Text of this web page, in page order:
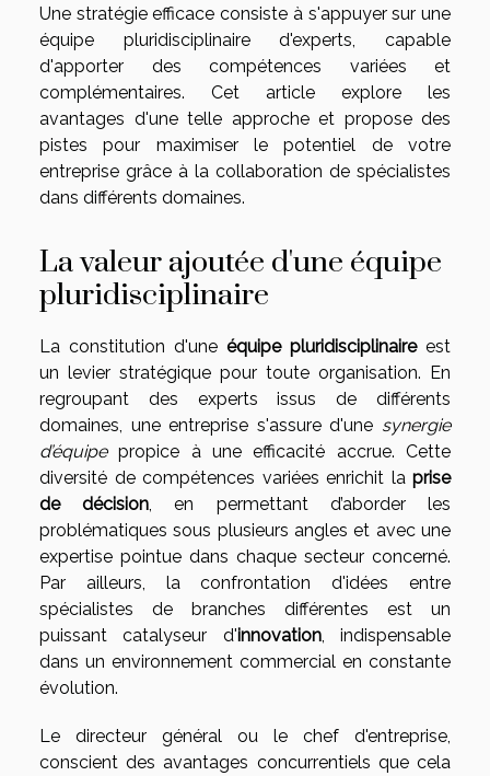
Une stratégie efficace consiste à s'appuyer sur une
équipe pluridisciplinaire d'experts, capable
d'apporter des compétences variées et
complémentaires. Cet article explore les
avantages d'une telle approche et propose des
pistes pour maximiser le potentiel de votre
entreprise grâce à la collaboration de spécialistes
dans différents domaines.
La valeur ajoutée d'une équipe
pluridisciplinaire
La constitution d'une équipe pluridisciplinaireest
un levier stratégique pour toute organisation. En
regroupant des experts issus de différents
domaines, une entreprise s'assure d'une synergie
d’équipepropice à une efficacité accrue. Cette
diversité de compétences variées enrichit la prise
de décision , en permettant d’aborder les
problématiques sous plusieurs angles et avec une
expertise pointue dans chaque secteur concerné.
Par ailleurs, la confrontation d'idées entre
spécialistes de branches différentes est un
puissant catalyseur d'innovation, indispensable
dans un environnement commercial en constante
évolution.
Le directeur général ou le chef d'entreprise,
conscient des avantages concurrentiels que cela